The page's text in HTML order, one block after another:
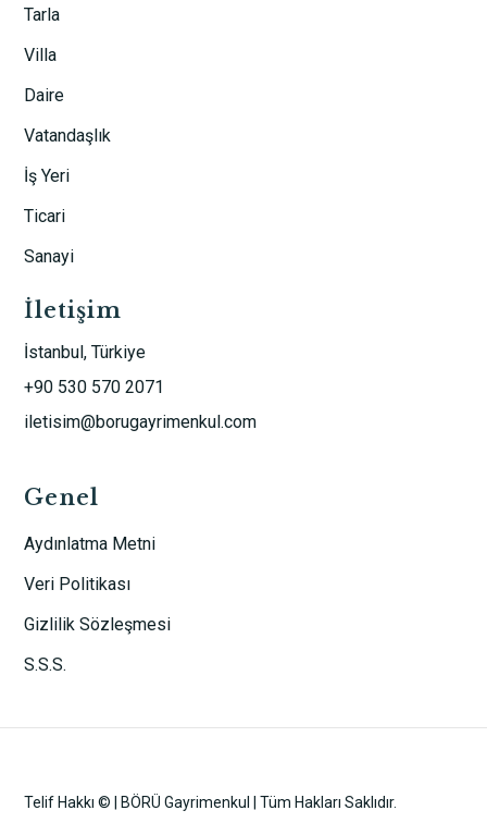
Tarla
Villa
Daire
Vatandaşlık
İş Yeri
Ticari
Sanayi
İletişim
İstanbul, Türkiye
+90 530 570 2071
iletisim@borugayrimenkul.com
Genel
Aydınlatma Metni
Veri Politikası
Gizlilik Sözleşmesi
S.S.S.
Telif Hakkı © | BÖRÜ Gayrimenkul | Tüm Hakları Saklıdır.